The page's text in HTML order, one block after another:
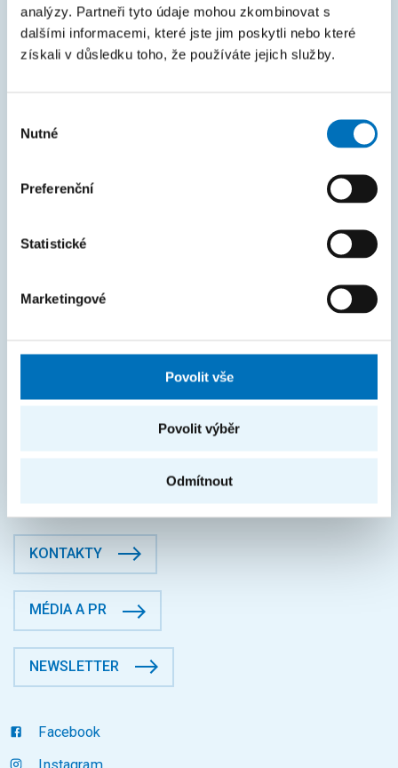
analýzy. Partneři tyto údaje mohou zkombinovat s
dalšími informacemi, které jste jim poskytli nebo které
získali v důsledku toho, že používáte jejich služby.
souhlasu
Nutné
Preferenční
Statistické
Marketingové
Povolit vše
Povolit výběr
Odmítnout
Intranet
MAPA STRÁNEK
Uchazeči
Život na FIT
DIČ: CZ68407700
České vysoké učení technické v Praze
Fakulta informačních technologií
KONTAKTY
MÉDIA A PR
NEWSLETTER
Facebook